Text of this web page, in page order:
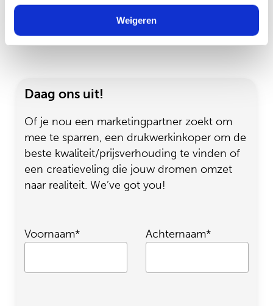
informatie die u aan ze heeft verstrekt of die ze hebben
verzameld op basis van uw gebruik van hun services.
Weigeren
Daag ons uit!
Of je nou een marketingpartner zoekt om
mee te sparren, een drukwerkinkoper om de
beste kwaliteit/prijsverhouding te vinden of
een creatieveling die jouw dromen omzet
naar realiteit. We’ve got you!
Voornaam* Achternaam*